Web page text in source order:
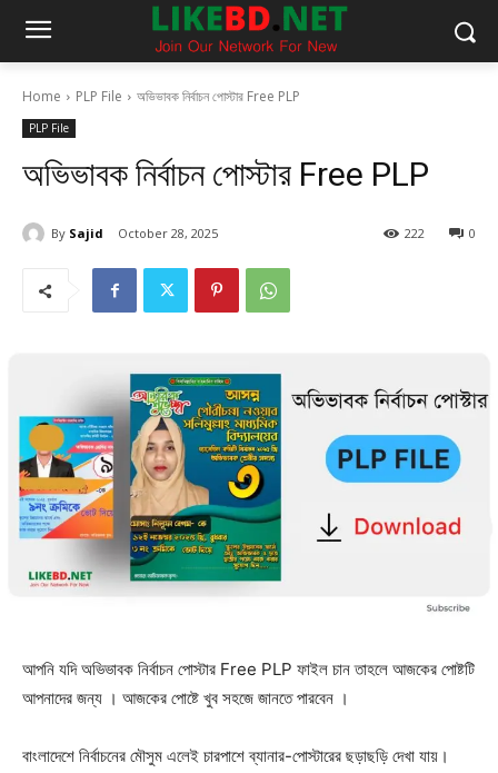
Home PLP File অভিভাবক নির্বাচন পোস্টার Free PLP
PLP File
অভিভাবক নির্বাচন পোস্টার Free PLP
By Sajid October 28, 2025 0
222
আপনি যদি অভিভাবক নির্বাচন পোস্টার Free PLP ফাইল চান তাহলে আজকের পোষ্টটি
আপনাদের জন্য । আজকের পোষ্টে খুব সহজে জানতে পারবেন ।
বাংলাদেশে নির্বাচনের মৌসুম এলেই চারপাশে ব্যানার-পোস্টারের ছড়াছড়ি দেখা যায়।